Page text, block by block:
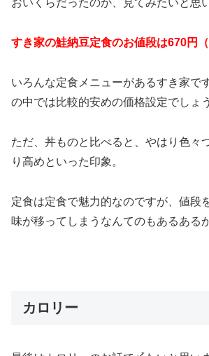
おいくらだったのか、見てみたいと思
すき家の鮭納豆定食のお値段は670円（
いろんな定食メニューがあるすき家で
の中では比較的安めの価格設定でしょ
ただ、丼ものと比べると、やはり色々
り高めといった印象。
定食は定食で魅力的なのですが、値段
味が移ってしまうなんてのもあるある
カロリー